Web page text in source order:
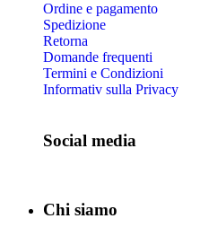
Ordine e pagamento
Spedizione
Retorna
Domande frequenti
Termini e Condizioni
Informativ sulla Privacy
Social media
Chi siamo